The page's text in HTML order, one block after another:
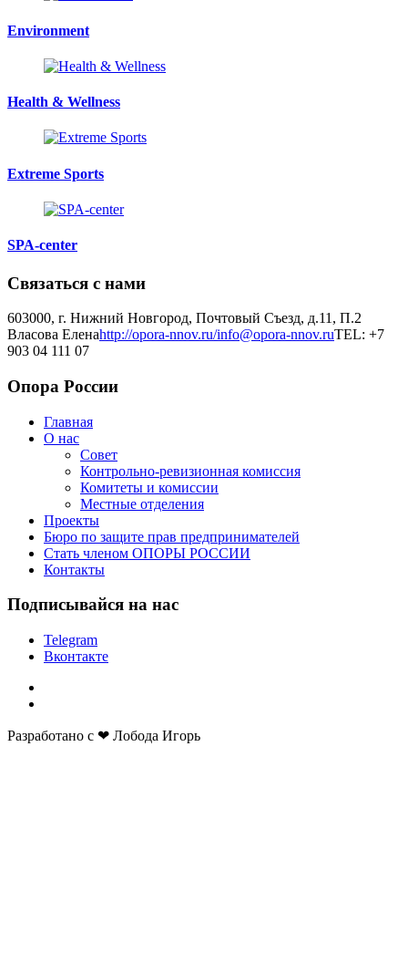
Environment
Health & Wellness
Extreme Sports
SPA-center
Связаться с нами
603000, г. Нижний Новгород, Почтовый Съезд, д.11, П.2
Власова Еленаhttp://opora-nnov.ru/info@opora-nnov.ruTEL: +7
903 04 111 07
Опора России
Главная
О нас
Совет
Контрольно-ревизионная комиссия
Комитеты и комиссии
Местные отделения
Проекты
Бюро по защите прав предпринимателей
Стать членом ОПОРЫ РОССИИ
Контакты
Подписывайся на нас
Telegram
Вконтакте
Разработано с ❤ Лобода Игорь